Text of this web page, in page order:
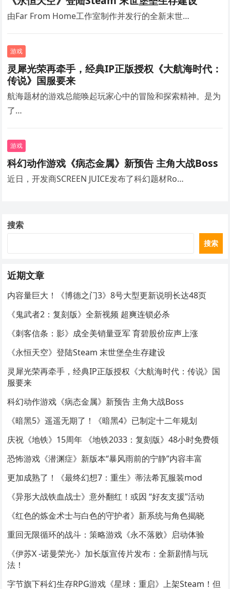
由Far From Home工作室制作并发行的全新末世…
游戏
灵犀光荣再牵手，经典IP正版授权《大航海时代：
传说》国服要来
航海题材的游戏总能唤起玩家心中的冒险和探索精神。是为
了…
游戏
科幻动作游戏《病态金属》新预告 主角大战Boss
近日，开发商SCREEN JUICE发布了科幻题材Ro…
搜索
搜索
近期文章
内容量巨大！《博德之门3》8号大型更新说明长达48页
《鬼武者2：复刻版》全新视频 超爽连锁必杀
《刺客信条：影》成全美销量亚军 育碧股价应声上涨
《永恒天空》登陆Steam 末世堡垒生存建设
灵犀光荣再牵手，经典IP正版授权《大航海时代：传说》国
服要来
科幻动作游戏《病态金属》新预告 主角大战Boss
《暗黑5》遥遥无期了！《暗黑4》已制定十二年规划
庆祝《地铁》15周年 《地铁2033：复刻版》48小时免费领
恐怖游戏《潜渊症》新版本“暴风雨前的宁静”内容丰富
更加成熟了！《最终幻想7：重生》蒂法希瓦服装mod
《异形大战铁血战士》意外翻红！或因 “好友支援”活动
《红色的炼金术士与白色的守护者》新系统与角色揭晓
重回无限循环的战斗：策略游戏《永不落败》启动体验
《伊苏X -诺曼荣光-》加长版宣传片发布：全新剧情与玩
法！
字节旗下科幻生存RPG游戏《星球：重启》上架Steam！但